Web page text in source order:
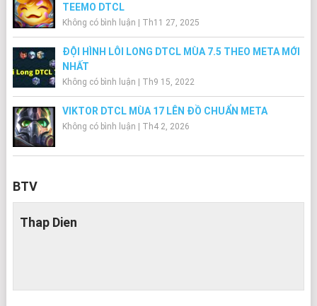
TEEMO DTCL
Không có bình luận Th11 27, 2025
ĐỘI HÌNH LÔI LONG DTCL MÙA 7.5 THEO META MỚI
NHẤT
Không có bình luận Th9 15, 2022
VIKTOR DTCL MÙA 17 LÊN ĐỒ CHUẨN META
Không có bình luận Th4 2, 2026
BTV
Thap Dien